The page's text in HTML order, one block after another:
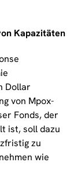
Kapazitäten
Dollar
von Mpox-
Fonds, der
ist, soll dazu
zu
wie